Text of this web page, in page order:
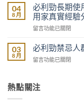
睇
肝
腎
分
析
貨
購
幾
耐？
2026
療
費
用
買
完
利
勁
幾
耐
效？
用
耐
04
8 月
必利勁長期使
用家真實經驗
在
利
勁
長
用
留言功能已關閉
03
8 月
必利勁禁忌人
在
勁
禁
留言功能已關閉
熱點關注